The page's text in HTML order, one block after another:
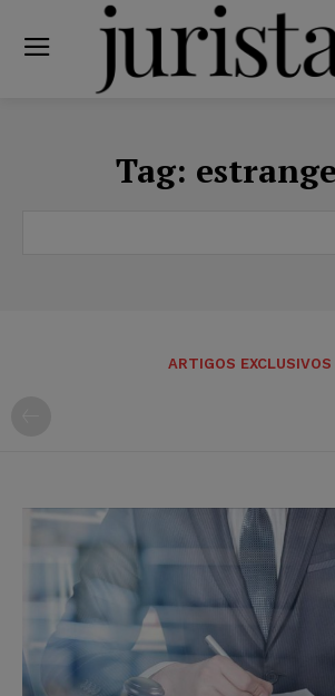
Tag:
ARTIGOS EXCLUSIVOS